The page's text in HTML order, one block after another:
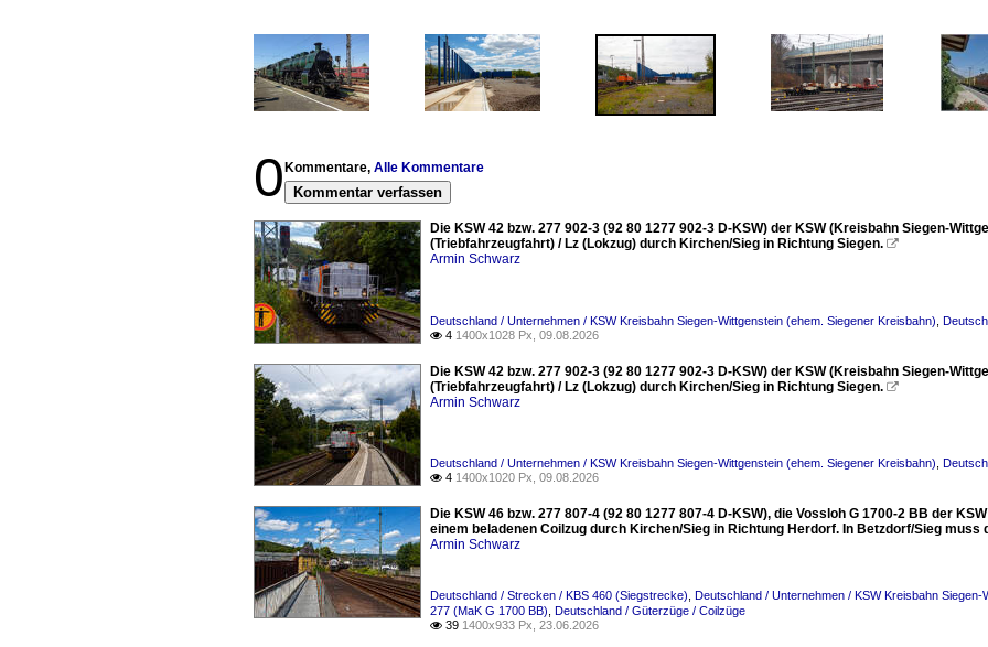
0 Kommentare, Alle Kommentare
Kommentar verfassen
Die KSW 42 bzw. 277 902-3 (92 80 1277 902-3 D-KSW) der KSW (Kreisbahn Siegen-
(Triebfahrzeugfahrt) / Lz (Lokzug) durch Kirchen/Sieg in Richtung Siegen. 
Armin Schwarz
Deutschland / Unternehmen / KSW Kreisbahn Siegen-Wittgenstein (ehem. Siegener Kreisbahn)
 4 1400x1028 Px, 09.08.2026
Die KSW 42 bzw. 277 902-3 (92 80 1277 902-3 D-KSW) der KSW (Kreisbahn Siegen-
(Triebfahrzeugfahrt) / Lz (Lokzug) durch Kirchen/Sieg in Richtung Siegen. 
Armin Schwarz
Deutschland / Unternehmen / KSW Kreisbahn Siegen-Wittgenstein (ehem. Siegener Kreisbahn)
 4 1400x1020 Px, 09.08.2026
Die KSW 46 bzw. 277 807-4 (92 80 1277 807-4 D-KSW), die Vossloh G 1700-2 BB der
einem beladenen Coilzug durch Kirchen/Sieg in Richtung Herdorf. In Betzdorf/Sieg
Armin Schwarz
Deutschland / Strecken / KBS 460 (Siegstrecke) Deutschland / Unternehmen / KSW Kreisbahn
277 (MaK G 1700 BB) Deutschland / Güterzüge / Coilzüge
 39 1400x933 Px, 23.06.2026